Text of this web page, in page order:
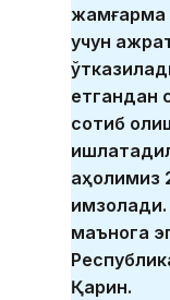
жамғарма
учун
етгандан
сотиб
аҳолимиз
маънога
Қарин.